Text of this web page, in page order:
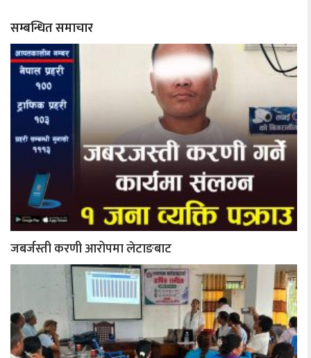
सम्बन्धित समाचार
जबर्जस्ती करणी आरोपमा लेटाङबाट